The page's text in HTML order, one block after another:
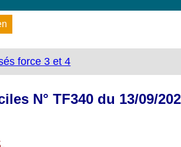
force 3 et 4
N° TF340 du 13/09/